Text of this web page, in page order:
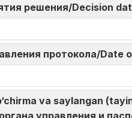
решения/Decision
протокола/Date
va saylangan
управления и